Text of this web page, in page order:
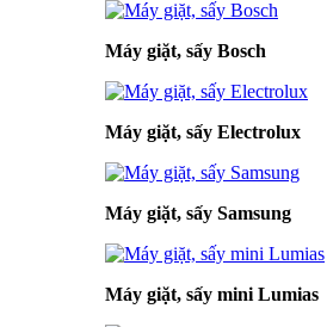
Máy giặt, sấy Bosch
Máy giặt, sấy Electrolux
Máy giặt, sấy Samsung
Máy giặt, sấy mini Lumias